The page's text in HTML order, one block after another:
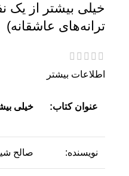
خیلی بیشتر از
ترانه‌های عاشقانه)
اطلاعات بیشتر
عنوان کتاب: خیلی
نویسنده: صالح